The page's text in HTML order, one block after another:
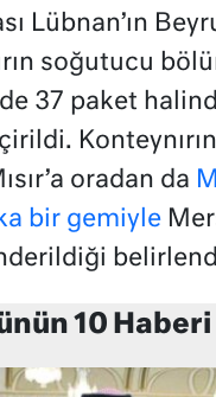
Lübnan’ın
soğutucu
37 paket
Konteynırın
oradan da
bir gemiyle
10 Haberi